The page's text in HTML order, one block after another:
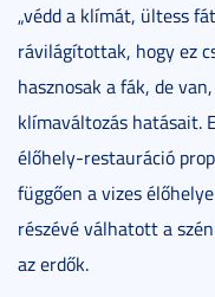
„védd a klímát, ültess
rávilágítottak, hogy ez
hasznosak a fák, de
klímaváltozás hatásait.
élőhely-restauráció
függően a vizes
részévé válhatott a
az erdők.